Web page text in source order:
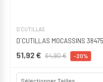
D`CUTILLAS
D`CUTILLAS MOCASSINS
51,92 € 64,90 € -20%